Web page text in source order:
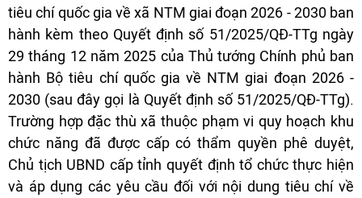
tiêu chí quốc gia về xã NTM giai đoạn 2026 - 2030 ban
hành kèm theo Quyết định số 51/2025/QĐ-TTg ngày
29 tháng 12 năm 2025 của Thủ tướng Chính phủ ban
hành Bộ tiêu chí quốc gia về NTM giai đoạn 2026 -
2030 (sau đây gọi là Quyết định số 51/2025/QĐ-TTg).
Trường hợp đặc thù xã thuộc phạm vi quy hoạch khu
chức năng đã được cấp có thẩm quyền phê duyệt,
Chủ tịch UBND cấp tỉnh quyết định tổ chức thực hiện
và áp dụng các yêu cầu đối với nội dung tiêu chí về